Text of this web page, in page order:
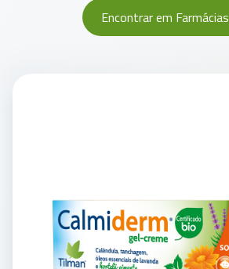
Encontrar em Farmácias